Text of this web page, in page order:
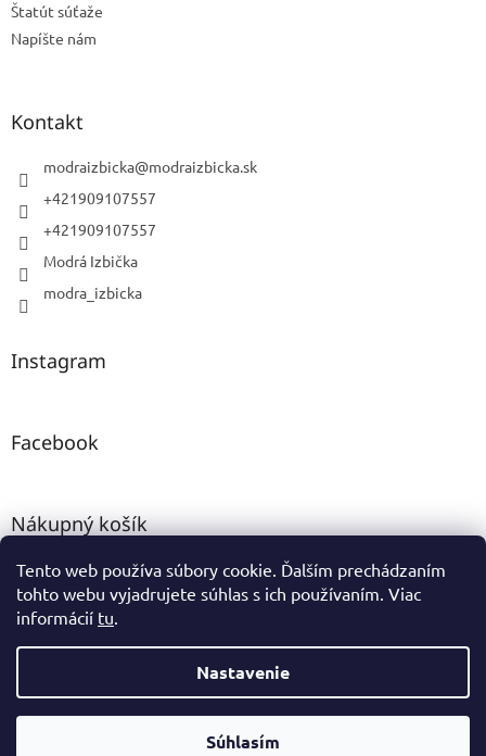
Tento web používa súbory cookie. Ďalším prechádzaním
tohto webu vyjadrujete súhlas s ich používaním. Viac
informácií tu.
Nastavenie
Súhlasím
Štatút súťaže
Napíšte nám
Kontakt
modraizbicka@modraizbicka.sk
+421909107557
+421909107557
Modrá Izbička
modra_izbicka
Instagram
Facebook
Nákupný košík
0 KS /0 €
Copyright 2026www.modraizbicka.sk. Všetky práva vyhradené.
Upraviť nastavenie cookies